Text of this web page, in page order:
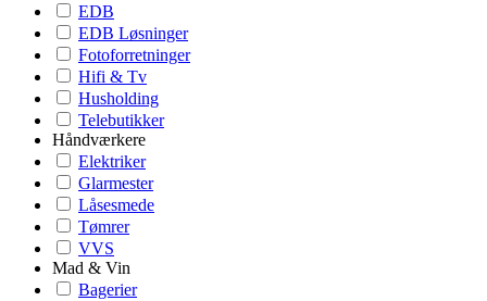
EDB
EDB Løsninger
Fotoforretninger
Hifi & Tv
Husholding
Telebutikker
Håndværkere
Elektriker
Glarmester
Låsesmede
Tømrer
VVS
Mad & Vin
Bagerier